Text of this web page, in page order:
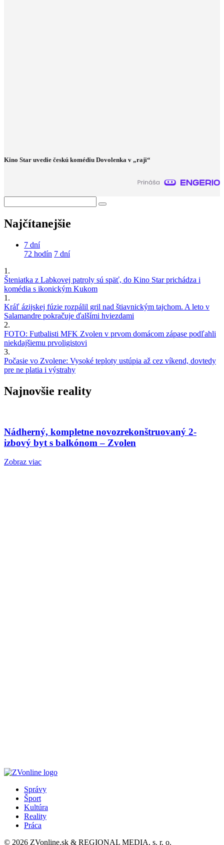
Kino Star uvedie českú komédiu Dovolenka v „raji“
Najčítanejšie
7 dní
72 hodín 7 dní
1.
Šteniatka z Labkovej patroly sú späť, do Kino Star prichádza i
komédia s ikonickým Kukom
1.
Kráľ ázijskej fúzie rozpálil gril nad štiavnickým tajchom. A leto v
Salamandre pokračuje ďalšími hviezdami
2.
FOTO: Futbalisti MFK Zvolen v prvom domácom zápase podľahli
niekdajšiemu prvoligistovi
3.
Počasie vo Zvolene: Vysoké teploty ustúpia až cez víkend, dovtedy
pre ne platia i výstrahy
Najnovšie reality
Nádherný, kompletne novozrekonštruovaný 2-
izbový byt s balkónom – Zvolen
Zobraz viac
Správy
Šport
Kultúra
Reality
Práca
© 2026 ZVonline.sk & REGIONAL MEDIA, s. r. o.